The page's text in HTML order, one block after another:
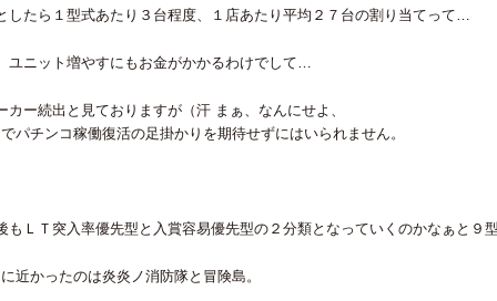
したら１型式あたり３台程度、１店あたり平均２７台の割り当てって…
ニット増やすにもお金がかかるわけでして…
ー続出と見ておりますが（汗 まぁ、なんにせよ、
パチンコ稼働復活の足掛かりを期待せずにはいられません。
ＬＴ突入率優先型と入賞容易優先型の２分類となっていくのかなぁと９
近かったのは炎炎ノ消防隊と冒険島。